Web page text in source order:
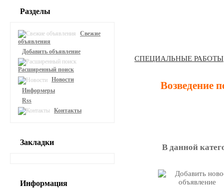
СПЕЦИАЛЬНЫЕ РАБОТЫ
Возведение
В данной
Разделы
Свежие
объявления
Добавить объявление
Расширенный поиск
Новости
Информеры
Rss
Контакты
Закладки
Информация